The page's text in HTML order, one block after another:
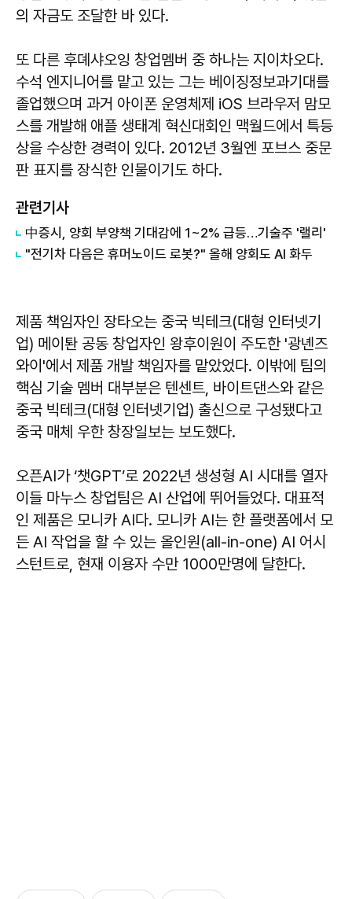
의 자금도 조달한 바 있다.
또 다른 후뎨샤오잉 창업멤버 중 하나는 지이차오다.
수석 엔지니어를 맡고 있는 그는 베이징정보과기대를
졸업했으며 과거 아이폰 운영체제 iOS 브라우저 맘모
스를 개발해 애플 생태계 혁신대회인 맥월드에서 특등
상을 수상한 경력이 있다. 2012년 3월엔 포브스 중문
판 표지를 장식한 인물이기도 하다.
관련기사
中증시, 양회 부양책 기대감에 1~2% 급등…기술주 '랠리'
"전기차 다음은 휴머노이드 로봇?" 올해 양회도 AI 화두
제품 책임자인 장타오는 중국 빅테크(대형 인터넷기
업) 메이퇀 공동 창업자인 왕후이원이 주도한 '광녠즈
와이'에서 제품 개발 책임자를 맡았었다. 이밖에 팀의
핵심 기술 멤버 대부분은 텐센트, 바이트댄스와 같은
중국 빅테크(대형 인터넷기업) 출신으로 구성됐다고
중국 매체 우한 창장일보는 보도했다.
오픈AI가 ‘챗GPT’로 2022년 생성형 AI 시대를 열자
이들 마누스 창업팀은 AI 산업에 뛰어들었다. 대표적
인 제품은 모니카 AI다. 모니카 AI는 한 플랫폼에서 모
든 AI 작업을 할 수 있는 올인원(all-in-one) AI 어시
스턴트로, 현재 이용자 수만 1000만명에 달한다.